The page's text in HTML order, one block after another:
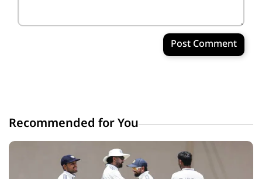
Post Comment
Recommended for You